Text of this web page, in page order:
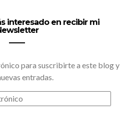
interesado en recibir mi
para suscribirte a este blog y
entradas.